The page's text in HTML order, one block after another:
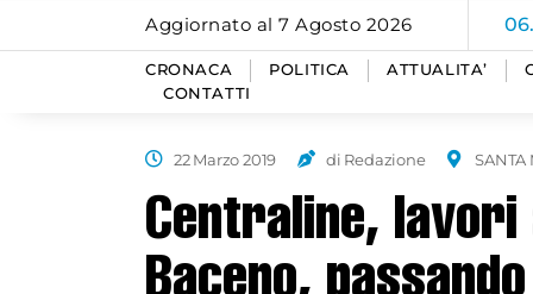
Aggiornato al 7 Agosto 2026
CRONACA POLITICA ATTUALITA’
CONTATTI
22 Marzo 2019 di Redazione SANTA
Centraline, lavori